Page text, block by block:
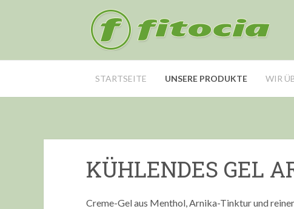
STARTSEITE UNSERE PRODUKTE WIR
KÜHLENDES GEL
Creme-Gel aus Menthol, Arnika-Tinktur und